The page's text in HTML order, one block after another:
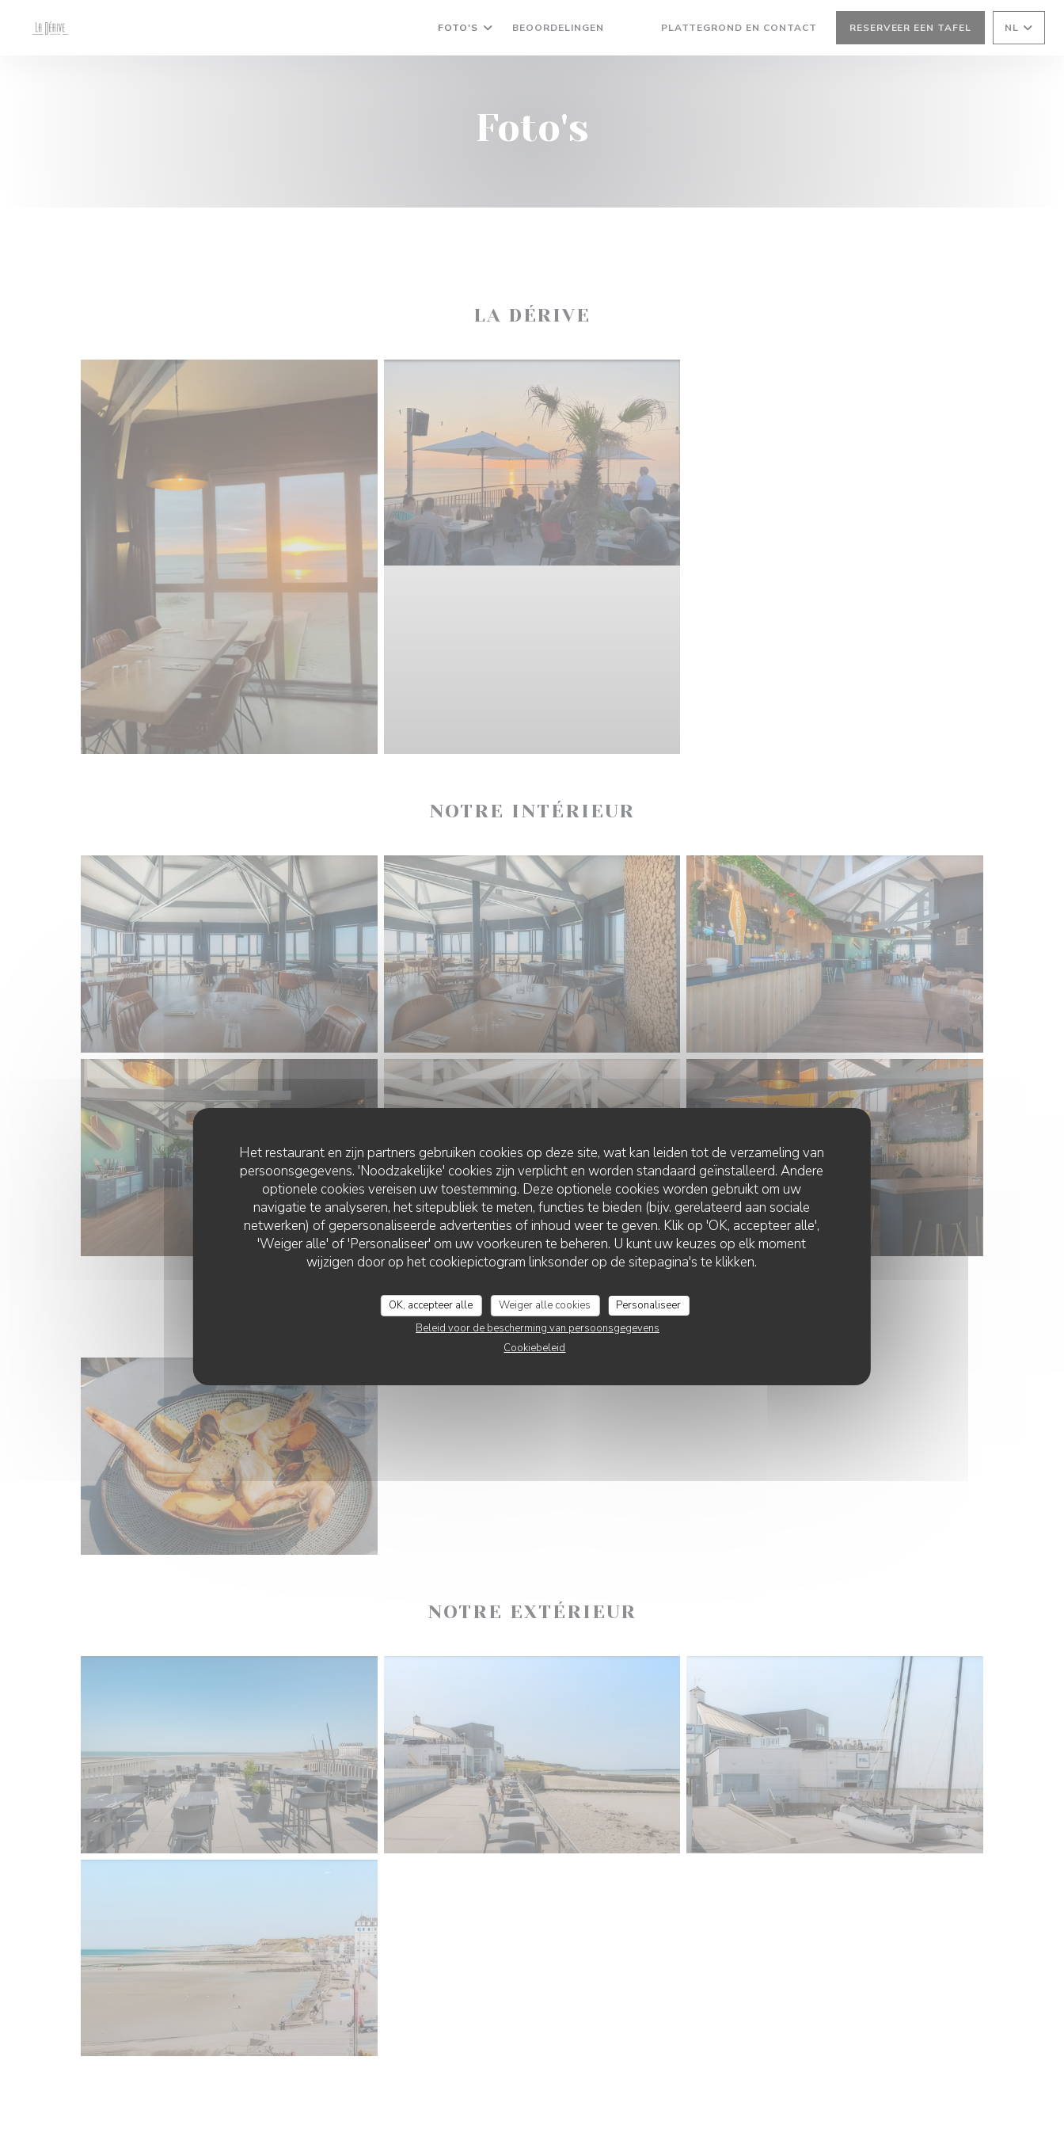
Het restaurant en zijn partners gebruiken cookies op deze site, wat kan leiden tot de verzameling van
persoonsgegevens. 'Noodzakelijke' cookies zijn verplicht en worden standaard geïnstalleerd. Andere
optionele cookies vereisen uw toestemming. Deze optionele cookies worden gebruikt om uw
navigatie te analyseren, het sitepubliek te meten, functies te bieden (bijv. gerelateerd aan sociale
netwerken) of gepersonaliseerde advertenties of inhoud weer te geven. Klik op 'OK, accepteer alle',
'Weiger alle' of 'Personaliseer' om uw voorkeuren te beheren. U kunt uw keuzes op elk moment
wijzigen door op het cookiepictogram linksonder op de sitepagina's te klikken.
OK, accepteer alle Weiger alle cookies
Personaliseer
Beleid voor de bescherming van persoonsgegevens
Cookiebeleid
FOTO'S BEOORDELINGEN PLATTEGROND EN CONTACT RESERVEER EEN TAFEL NL
Foto's
LA DÉRIVE
NOTRE INTÉRIEUR
NOS ASSIETTES
NOTRE EXTÉRIEUR